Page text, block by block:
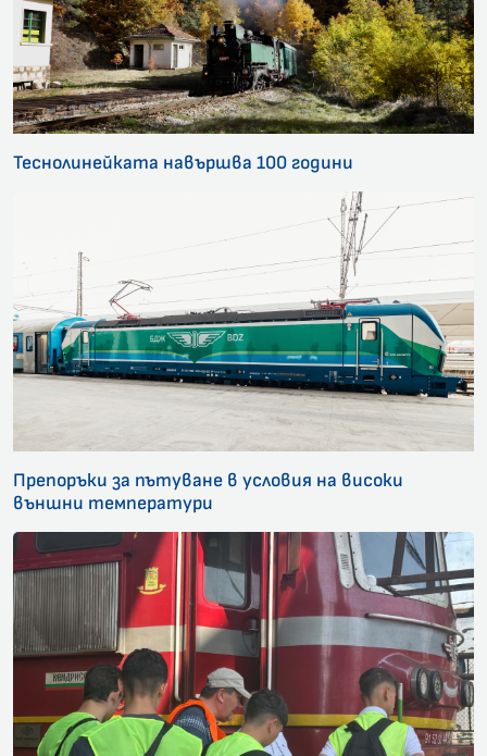
Теснолинейката навършва 100 години
Препоръки за пътуване в условия на високи
външни температури